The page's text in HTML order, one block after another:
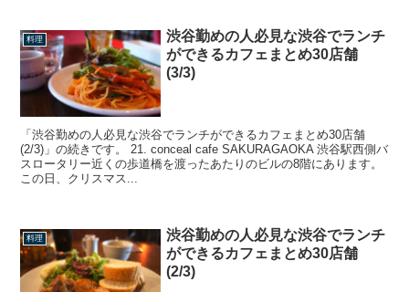
料理
渋谷勤めの人必見な渋谷でランチ
ができるカフェまとめ30店舗
(3/3)
「渋谷勤めの人必見な渋谷でランチができるカフェまとめ30店舗
(2/3)」の続きです。 21. conceal cafe SAKURAGAOKA 渋谷駅西側バ
スロータリー近くの歩道橋を渡ったあたりのビルの8階にあります。
この日、クリスマス...
料理
渋谷勤めの人必見な渋谷でランチ
ができるカフェまとめ30店舗
(2/3)